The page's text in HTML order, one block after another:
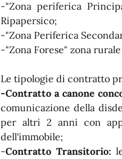
-"Zona periferica
Ripapersico;
-"Zona Periferica
-"Zona Forese" zona
Le tipologie di contratto
-Contratto a canone
comunicazione della
per altri 2 anni con
dell'immobile;
-Contratto Transitorio: